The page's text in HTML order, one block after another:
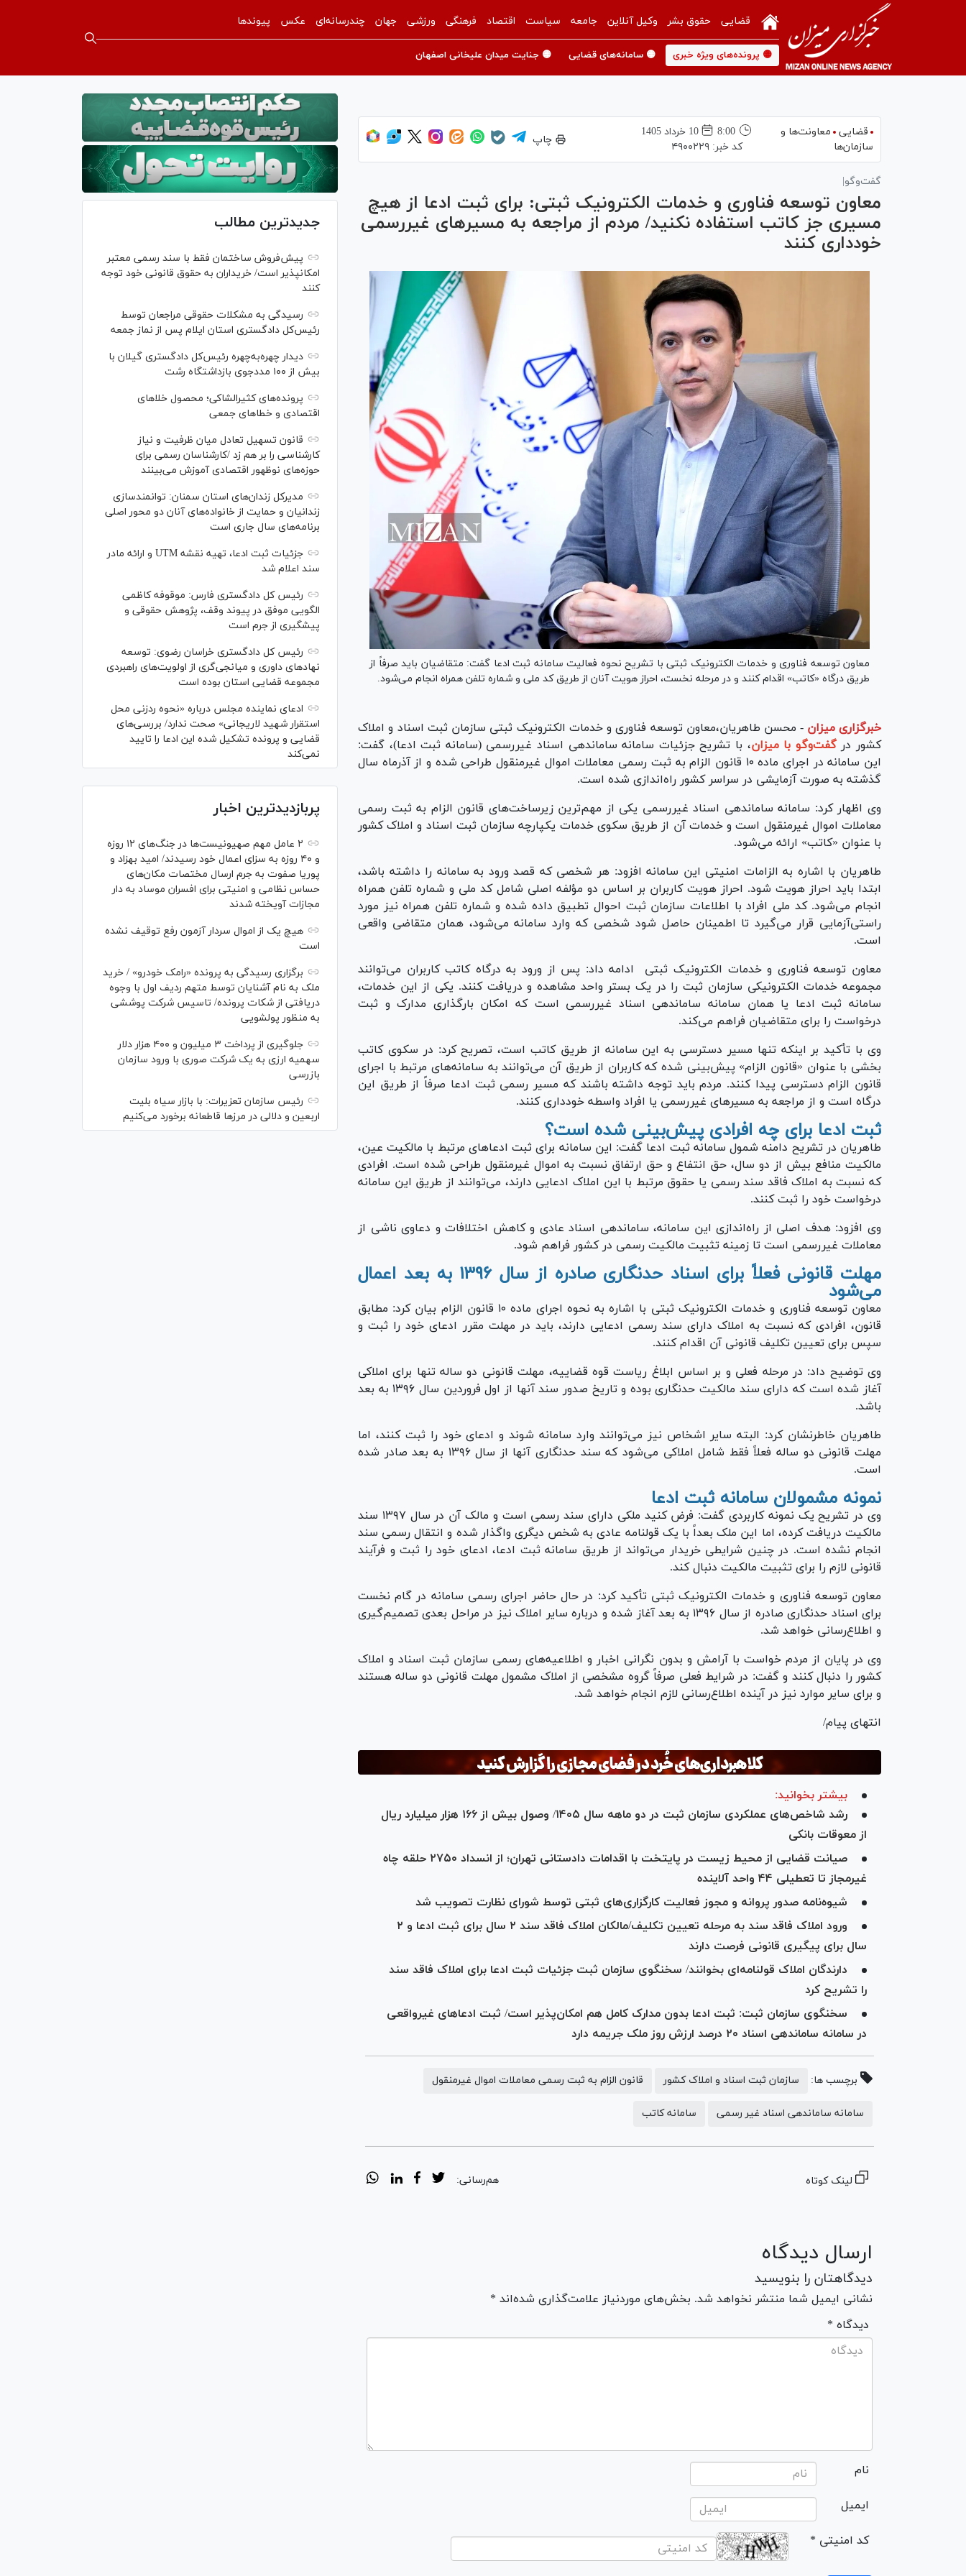
قضایی حقوق بشر وکیل آنلاین جامعه سیاست اقتصاد فرهنگی ورزشی جهان چندرسانه‌ای عکس پیوندها
🟡 پرونده‌های ویژه خبری 🟡 سامانه‌های قضایی 🟡 جنایت میدان علیخانی اصفهان
قضایی
معاونت‌ها و
سازمان‌ها
8:00
10 خرداد 1405
کد خبر:۴۹۰۰۲۲۹
چاپ
گفت‌وگو|
معاون توسعه فناوری و خدمات الکترونیک ثبتی: برای ثبت ادعا از هیچ
مسیری جز کاتب استفاده نکنید/ مردم از مراجعه به مسیر‌های غیررسمی
خودداری کنند
معاون توسعه فناوری و خدمات الکترونیک ثبتی با تشریح نحوه فعالیت سامانه ثبت ادعا گفت: متقاضیان باید صرفاً از
طریق درگاه «کاتب» اقدام کنند و در مرحله نخست، احراز هویت آنان از طریق کد ملی و شماره تلفن همراه انجام می‌شود.
خبرگزاری میزان - محسن طاهریان،معاون توسعه فناوری و خدمات الکترونیک ثبتی سازمان ثبت اسناد و املاک
کشور درگفت‌وگو با میزان، با تشریح جزئیات سامانه ساماندهی اسناد غیررسمی (سامانه ثبت ادعا)، گفت:
این سامانه در اجرای ماده ۱۰ قانون الزام به ثبت رسمی معاملات اموال غیرمنقول طراحی شده و از آذرماه سال
گذشته به صورت آزمایشی در سراسر کشور راه‌اندازی شده است.
وی اظهار کرد: سامانه ساماندهی اسناد غیررسمی یکی از مهم‌ترین زیرساخت‌های قانون الزام به ثبت رسمی
معاملات اموال غیرمنقول است و خدمات آن از طریق سکوی خدمات یکپارچه سازمان ثبت اسناد و املاک کشور
با عنوان «کاتب» ارائه می‌شود.
طاهریان با اشاره به الزامات امنیتی این سامانه افزود: هر شخصی که قصد ورود به سامانه را داشته باشد،
ابتدا باید احراز هویت شود. احراز هویت کاربران بر اساس دو مؤلفه اصلی شامل کد ملی و شماره تلفن همراه
انجام می‌شود. کد ملی افراد با اطلاعات سازمان ثبت احوال تطبیق داده شده و شماره تلفن همراه نیز مورد
راستی‌آزمایی قرار می‌گیرد تا اطمینان حاصل شود شخصی که وارد سامانه می‌شود، همان متقاضی واقعی
است.
معاون توسعه فناوری و خدمات الکترونیک ثبتی ادامه داد: پس از ورود به درگاه کاتب کاربران می‌توانند
مجموعه خدمات الکترونیکی سازمان ثبت را در یک بستر واحد مشاهده و دریافت کنند. یکی از این خدمات،
سامانه ثبت ادعا یا همان سامانه ساماندهی اسناد غیررسمی است که امکان بارگذاری مدارک و ثبت
درخواست را برای متقاضیان فراهم می‌کند.
وی با تأکید بر اینکه تنها مسیر دسترسی به این سامانه از طریق کاتب است، تصریح کرد: در سکوی کاتب
بخشی با عنوان «قانون الزام» پیش‌بینی شده که کاربران از طریق آن می‌توانند به سامانه‌های مرتبط با اجرای
قانون الزام دسترسی پیدا کنند. مردم باید توجه داشته باشند که مسیر رسمی ثبت ادعا صرفاً از طریق این
درگاه است و از مراجعه به مسیر‌های غیررسمی یا افراد واسطه خودداری کنند.
ثبت ادعا برای چه افرادی پیش‌بینی شده است؟
طاهریان در تشریح دامنه شمول سامانه ثبت ادعا گفت: این سامانه برای ثبت ادعا‌های مرتبط با مالکیت عین،
مالکیت منافع بیش از دو سال، حق انتفاع و حق ارتفاق نسبت به اموال غیرمنقول طراحی شده است. افرادی
که نسبت به املاک فاقد سند رسمی یا حقوق مرتبط با این املاک ادعایی دارند، می‌توانند از طریق این سامانه
درخواست خود را ثبت کنند.
وی افزود: هدف اصلی از راه‌اندازی این سامانه، ساماندهی اسناد عادی و کاهش اختلافات و دعاوی ناشی از
معاملات غیررسمی است تا زمینه تثبیت مالکیت رسمی در کشور فراهم شود.
مهلت قانونی فعلاً برای اسناد حدنگاری صادره از سال ۱۳۹۶ به بعد اعمال
می‌شود
معاون توسعه فناوری و خدمات الکترونیک ثبتی با اشاره به نحوه اجرای ماده ۱۰ قانون الزام بیان کرد: مطابق
قانون، افرادی که نسبت به املاک دارای سند رسمی ادعایی دارند، باید در مهلت مقرر ادعای خود را ثبت و
سپس برای تعیین تکلیف قانونی آن اقدام کنند.
وی توضیح داد: در مرحله فعلی و بر اساس ابلاغ ریاست قوه قضاییه، مهلت قانونی دو ساله تنها برای املاکی
آغاز شده است که دارای سند مالکیت حدنگاری بوده و تاریخ صدور سند آنها از اول فروردین سال ۱۳۹۶ به بعد
باشد.
طاهریان خاطرنشان کرد: البته سایر اشخاص نیز می‌توانند وارد سامانه شوند و ادعای خود را ثبت کنند، اما
مهلت قانونی دو ساله فعلاً فقط شامل املاکی می‌شود که سند حدنگاری آنها از سال ۱۳۹۶ به بعد صادر شده
است.
نمونه مشمولان سامانه ثبت ادعا
وی در تشریح یک نمونه کاربردی گفت: فرض کنید ملکی دارای سند رسمی است و مالک آن در سال ۱۳۹۷ سند
مالکیت دریافت کرده، اما این ملک بعداً با یک قولنامه عادی به شخص دیگری واگذار شده و انتقال رسمی سند
انجام نشده است. در چنین شرایطی خریدار می‌تواند از طریق سامانه ثبت ادعا، ادعای خود را ثبت و فرآیند
قانونی لازم را برای تثبیت مالکیت دنبال کند.
معاون توسعه فناوری و خدمات الکترونیک ثبتی تأکید کرد: در حال حاضر اجرای رسمی سامانه در گام نخست
برای اسناد حدنگاری صادره از سال ۱۳۹۶ به بعد آغاز شده و درباره سایر املاک نیز در مراحل بعدی تصمیم‌گیری
و اطلاع‌رسانی خواهد شد.
وی در پایان از مردم خواست با آرامش و بدون نگرانی اخبار و اطلاعیه‌های رسمی سازمان ثبت اسناد و املاک
کشور را دنبال کنند و گفت: در شرایط فعلی صرفاً گروه مشخصی از املاک مشمول مهلت قانونی دو ساله هستند
و برای سایر موارد نیز در آینده اطلاع‌رسانی لازم انجام خواهد شد.
انتهای پیام/
بیشتر بخوانید:
رشد شاخص‌های عملکردی سازمان ثبت در دو ماهه سال ۱۴۰۵/ وصول بیش از ۱۶۶ هزار میلیارد ریال
از معوقات بانکی
صیانت قضایی از محیط زیست در پایتخت با اقدامات دادستانی تهران؛ از انسداد ۲۷۵۰ حلقه چاه
غیرمجاز تا تعطیلی ۴۴ واحد آلاینده
شیوه‌نامه صدور پروانه و مجوز فعالیت کارگزاری‌های ثبتی توسط شورای نظارت تصویب شد
ورود املاک فاقد سند به مرحله تعیین تکلیف/مالکان املاک فاقد سند ۲ سال برای ثبت ادعا و ۲
سال برای پیگیری قانونی فرصت دارند
دارندگان املاک قولنامه‌ای بخوانند/ سخنگوی سازمان ثبت جزئیات ثبت ادعا برای املاک فاقد سند
را تشریح کرد
سخنگوی سازمان ثبت: ثبت ادعا بدون مدارک کامل هم امکان‌پذیر است/ ثبت ادعاهای غیرواقعی
در سامانه ساماندهی اسناد ۲۰ درصد ارزش روز ملک جریمه دارد
برچسب ها: سازمان ثبت اسناد و املاک کشور قانون الزام به ثبت رسمی معاملات اموال غیرمنقول
سامانه ساماندهی اسناد غیر رسمی سامانه کاتب
لینک کوتاه هم‌رسانی:
ارسال دیدگاه
دیدگاهتان را بنویسید
نشانی ایمیل شما منتشر نخواهد شد. بخش‌های موردنیاز علامت‌گذاری شده‌اند *
* دیدگاه
نام
ایمیل
* کد امنیتی
جدیدترین مطالب
پیش‌فروش ساختمان فقط با سند رسمی معتبر
امکانپذیر است/ خریداران به حقوق قانونی خود توجه
کنند
رسیدگی به مشکلات حقوقی مراجعان توسط
رئیس‌کل دادگستری استان ایلام پس از نماز جمعه
دیدار چهره‌به‌چهره رئیس‌کل دادگستری گیلان با
بیش از ۱۰۰ مددجوی بازداشتگاه رشت
پرونده‌های کثیرالشاکی؛ محصول خلا‌های
اقتصادی و خطا‌های جمعی
قانون تسهیل تعادل میان ظرفیت و نیاز
کارشناسی را بر هم زد /کارشناسان رسمی برای
حوزه‌های نوظهور اقتصادی آموزش می‌بینند
مدیرکل زندان‌های استان سمنان: توانمندسازی
زندانیان و حمایت از خانواده‌های آنان دو محور اصلی
برنامه‌های سال جاری است
جزئیات ثبت ادعا، تهیه نقشه UTM و ارائه مادر
سند اعلام شد
رئیس کل دادگستری فارس: موقوفه کاظمی
الگویی موفق در پیوند وقف، پژوهش حقوقی و
پیشگیری از جرم است
رئیس کل دادگستری خراسان رضوی: توسعه
نهاد‌های داوری و میانجی‌گری از اولویت‌های راهبردی
مجموعه قضایی استان بوده است
ادعای نماینده مجلس درباره «نحوه ردزنی محل
استقرار شهید لاریجانی» صحت ندارد/ بررسی‌های
قضایی و پرونده تشکیل شده این ادعا را تایید
نمی‌کند
پربازدیدترین اخبار
۲ عامل مهم صهیونیست‌ها در جنگ‌های ۱۲ روزه
و ۴۰ روزه به سزای اعمال خود رسیدند/ امید بهزاد و
پوریا صفوت به جرم ارسال مختصات مکان‌های
حساس نظامی و امنیتی برای افسران موساد به دار
مجازات آویخته شدند
هیچ یک از اموال سردار آزمون رفع توقیف نشده
است
برگزاری رسیدگی به پرونده «رامک خودرو» / خرید
ملک به نام آشنایان توسط متهم ردیف اول با وجوه
دریافتی از شکات پرونده/ تاسیس شرکت پوششی
به منظور پولشویی
جلوگیری از پرداخت ۳ میلیون و ۴۰۰ هزار دلار
سهمیه ارزی به یک شرکت صوری با ورود سازمان
بازرسی
رئیس سازمان تعزیرات: با بازار سیاه بلیت
اربعین و دلالی در مرز‌ها قاطعانه برخورد می‌کنیم